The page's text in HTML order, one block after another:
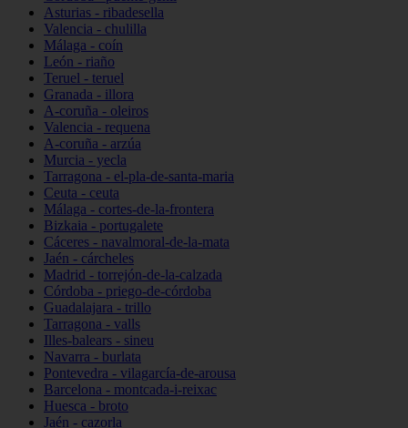
Asturias - ribadesella
Valencia - chulilla
Málaga - coín
León - riaño
Teruel - teruel
Granada - illora
A-coruña - oleiros
Valencia - requena
A-coruña - arzúa
Murcia - yecla
Tarragona - el-pla-de-santa-maria
Ceuta - ceuta
Málaga - cortes-de-la-frontera
Bizkaia - portugalete
Cáceres - navalmoral-de-la-mata
Jaén - cárcheles
Madrid - torrejón-de-la-calzada
Córdoba - priego-de-córdoba
Guadalajara - trillo
Tarragona - valls
Illes-balears - sineu
Navarra - burlata
Pontevedra - vilagarcía-de-arousa
Barcelona - montcada-i-reixac
Huesca - broto
Jaén - cazorla